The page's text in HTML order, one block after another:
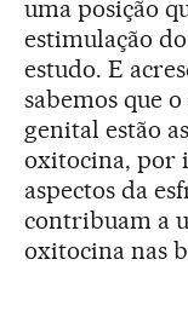
uma posição
estimulação
estudo. E
sabemos que
genital estão
oxitocina, por
aspectos da
contribuam a
oxitocina nas